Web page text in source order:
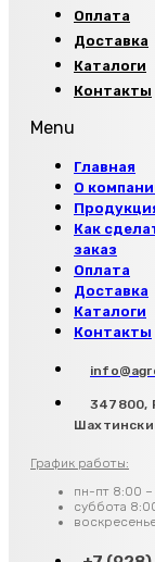
Оплата
Доставка
Каталоги
Контакты
Menu
Главная
О
Как
заказ
Оплата
Доставка
Каталоги
Контакты
347800,
График работы:
пн-пт 8:00 –
суббота